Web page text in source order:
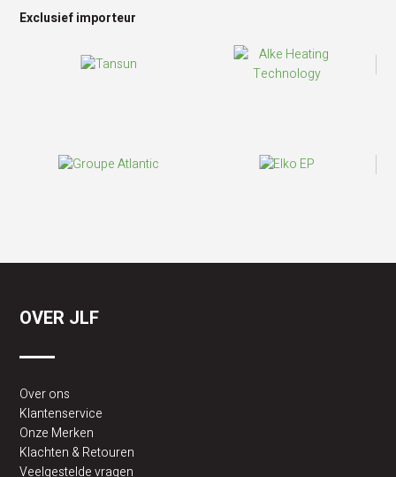
Exclusief importeur
OVER JLF
Over ons
Klantenservice
Onze Merken
Klachten & Retouren
Veelgestelde vragen